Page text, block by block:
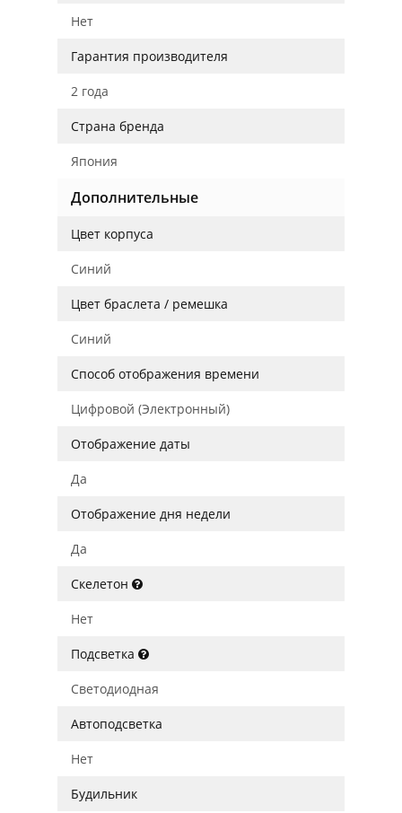
Нет
Гарантия производителя
2 года
Страна бренда
Япония
Дополнительные
Цвет корпуса
Синий
Цвет браслета / ремешка
Синий
Способ отображения времени
Цифровой (Электронный)
Отображение даты
Да
Отображение дня недели
Да
Скелетон
Нет
Подсветка
Светодиодная
Автоподсветка
Нет
Будильник